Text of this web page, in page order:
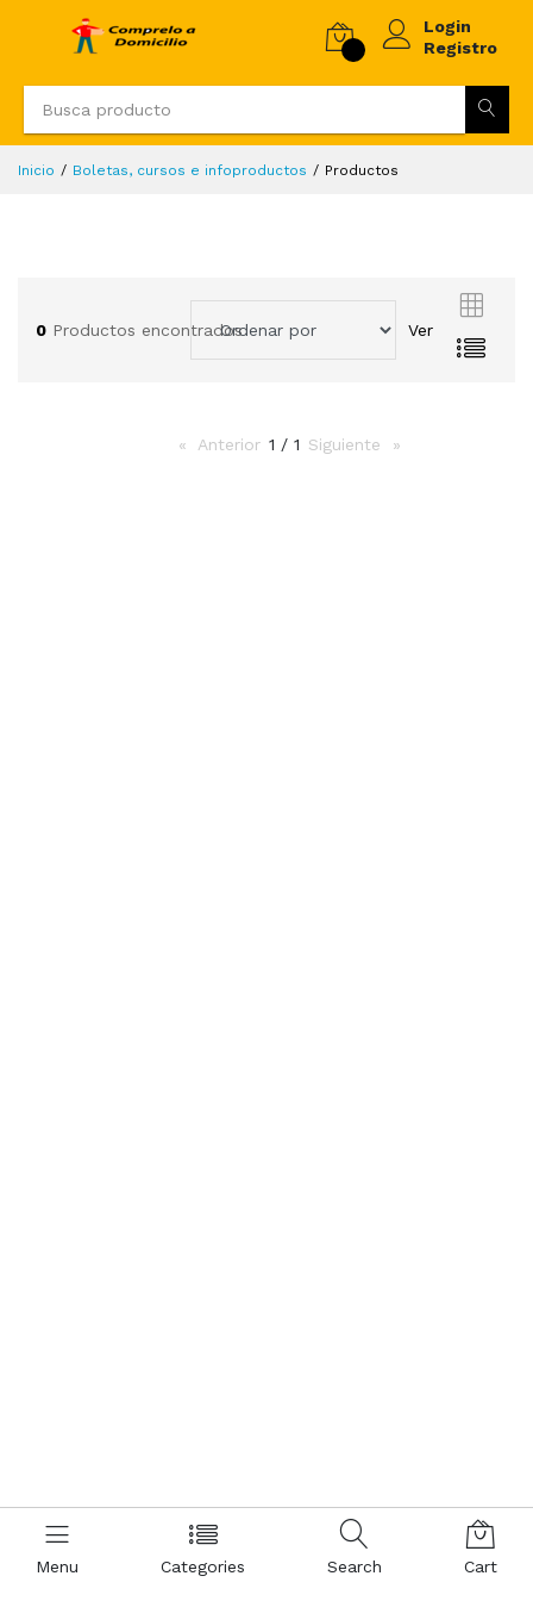
Login
Registro
Menu Categories Search Cart
Inicio Boletas, cursos e infoproductos Productos
0 Productos encontrados Ver
Anterior page
1 / 1 Siguiente page